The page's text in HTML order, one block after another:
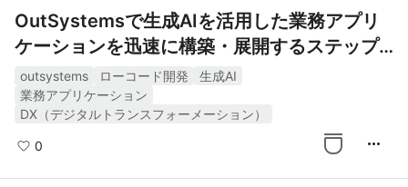
OutSystemsで生成AIを活用した業務アプリ
ケーションを迅速に構築・展開するステップ
バイステップガイド
outsystems ローコード開発
生成AI
業務アプリケーション
DX（デジタルトランスフォーメーション）
0 more_horiz